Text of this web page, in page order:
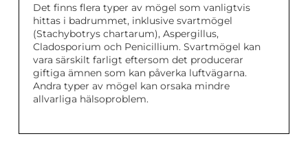
Det finns flera typer av mögel som vanligtvis
hittas i badrummet, inklusive svartmögel
(Stachybotrys chartarum), Aspergillus,
Cladosporium och Penicillium. Svartmögel kan
vara särskilt farligt eftersom det producerar
giftiga ämnen som kan påverka luftvägarna.
Andra typer av mögel kan orsaka mindre
allvarliga hälsoproblem.